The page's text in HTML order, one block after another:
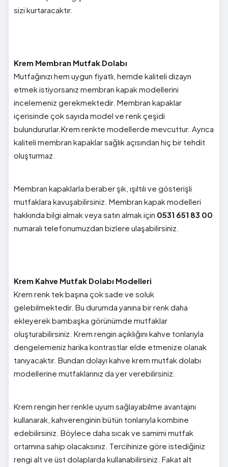
sizi kurtaracaktır.
Krem Membran Mutfak Dolabı
Mutfağınızı hem uygun fiyatlı, hemde kaliteli dizayn
etmek istiyorsanız membran kapak modellerini
incelemeniz gerekmektedir. Membran kapaklar
içerisinde çok sayıda model ve renk çeşidi
bulundururlar.Krem renkte modellerde mevcuttur. Ayrıca
kaliteli membran kapaklar sağlık açısından hiç bir tehdit
oluşturmaz.
Membran kapaklarla beraber şık, ışıltılı ve gösterişli
mutfaklara kavuşabilirsiniz. Membran kapak modelleri
hakkında bilgi almak veya satın almak için 0531 651 83 00
numaralı telefonumuzdan bizlere ulaşabilirsiniz.
Krem Kahve Mutfak Dolabı Modelleri
Krem renk tek başına çok sade ve soluk
gelebilmektedir. Bu durumda yanına bir renk daha
ekleyerek bambaşka görünümde mutfaklar
oluşturabilirsiniz. Krem rengin açıklığını kahve tonlarıyla
dengelemeniz harika kontrastlar elde etmenize olanak
tanıyacaktır. Bundan dolayı kahve krem mutfak dolabı
modellerine mutfaklarınız da yer verebilirsiniz.
Krem rengin her renkle uyum sağlayabilme avantajını
kullanarak, kahverenginin bütün tonlarıyla kombine
edebilirsiniz. Böylece daha sıcak ve samimi mutfak
ortamına sahip olacaksınız. Tercihinize göre istediğiniz
rengi alt ve üst dolaplarda kullanabilirsiniz. Fakat alt